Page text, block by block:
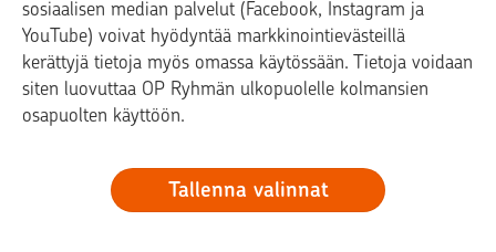
sosiaalisen median palvelut (Facebook, Instagram ja
YouTube) voivat hyödyntää markkinointievästeillä
kerättyjä tietoja myös omassa käytössään. Tietoja voidaan
siten luovuttaa OP Ryhmän ulkopuolelle kolmansien
osapuolten käyttöön.
Tallenna valinnat